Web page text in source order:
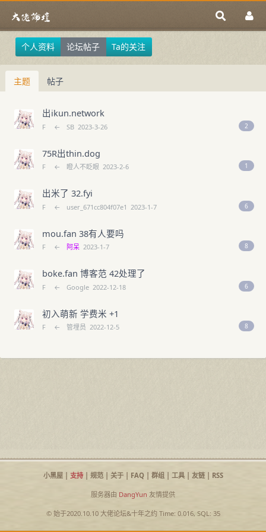
个人资料 论坛帖子 Ta的关注
主题 帖子
出ikun.network
F ← SB 2023-3-26 2
75R出thin.dog
F ← 瞪人不眨眼 2023-2-6 1
出米了 32.fyi
F ← user_671cc804f07e1 2023-1-7 6
mou.fan 38有人要吗
F ← 阿呆 2023-1-7 8
boke.fan 博客范 42处理了
F ← Google 2022-12-18 6
初入萌新 学费米 +1
F ← 管埋员 2022-12-5 8
小黑屋| 支持| 规范| 关于| FAQ| 群组| 工具| 友链| RSS
服务器由 DangYun 友情提供
© 始于2020.10.10 大佬论坛&十年之约Time: 0.016, SQL: 35